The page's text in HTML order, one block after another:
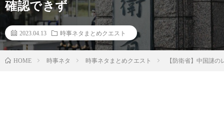
確認できず
2023.04.13 時事ネタまとめクエスト
HOME 時事ネタ 時事ネタまとめクエスト 【防衛省】中国謎